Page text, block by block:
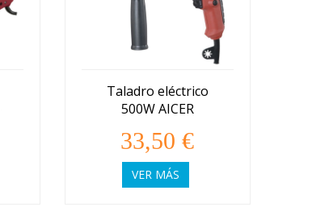
Taladro eléctrico
500W AICER
33,50 €
VER MÁS